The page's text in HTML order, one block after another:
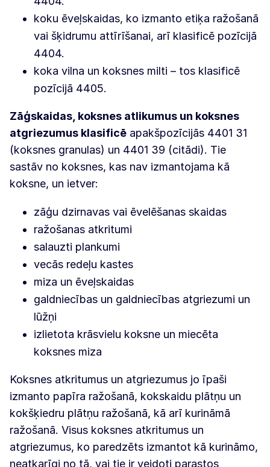
koku ēveļskaidas, ko izmanto etiķa ražošanā
vai šķidrumu attīrīšanai, arī klasificē pozīcijā
4404.
koka vilna un koksnes milti – tos klasificē
pozīcijā 4405.
Zāģskaidas, koksnes atlikumus un koksnes
atgriezumus klasificē apakšpozīcijās 4401 31
(koksnes granulas) un 4401 39 (citādi). Tie
sastāv no koksnes, kas nav izmantojama kā
koksne, un ietver:
zāģu dzirnavas vai ēvelēšanas skaidas
ražošanas atkritumi
salauzti plankumi
vecās redeļu kastes
miza un ēveļskaidas
galdniecības un galdniecības atgriezumi un
lūžņi
izlietota krāsvielu koksne un miecēta
koksnes miza
Koksnes atkritumus un atgriezumus jo īpaši
izmanto papīra ražošanā, kokskaidu plātņu un
kokšķiedru plātņu ražošanā, kā arī kurināmā
ražošanā. Visus koksnes atkritumus un
atgriezumus, ko paredzēts izmantot kā kurināmo,
neatkarīgi no tā, vai tie ir veidoti parastos